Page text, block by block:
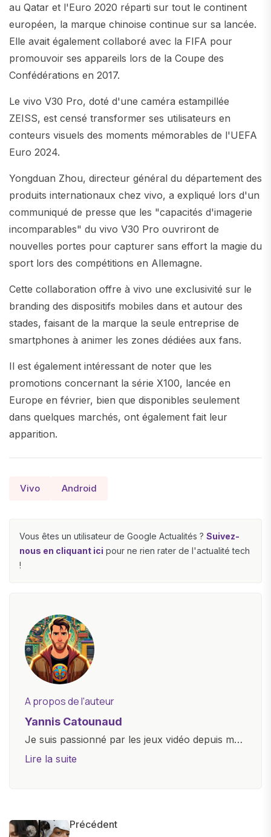
au Qatar et l'Euro 2020 réparti sur tout le continent
européen, la marque chinoise continue sur sa lancée.
Elle avait également collaboré avec la FIFA pour
promouvoir ses appareils lors de la Coupe des
Confédérations en 2017.
Le vivo V30 Pro, doté d'une caméra estampillée
ZEISS, est censé transformer ses utilisateurs en
conteurs visuels des moments mémorables de l'UEFA
Euro 2024.
Yongduan Zhou, directeur général du département des
produits internationaux chez vivo, a expliqué lors d'un
communiqué de presse que les "capacités d'imagerie
incomparables" du vivo V30 Pro ouvriront de
nouvelles portes pour capturer sans effort la magie du
sport lors des compétitions en Allemagne.
Cette collaboration offre à vivo une exclusivité sur le
branding des dispositifs mobiles dans et autour des
stades, faisant de la marque la seule entreprise de
smartphones à animer les zones dédiées aux fans.
Il est également intéressant de noter que les
promotions concernant la série X100, lancée en
Europe en février, bien que disponibles seulement
dans quelques marchés, ont également fait leur
apparition.
Vivo Android
Vous êtes un utilisateur de Google Actualités ? Suivez-
nous en cliquant ici pour ne rien rater de l'actualité tech
!
A propos de l'auteur
Yannis Catounaud
Je suis passionné par les jeux vidéo depuis mon
plus jeune âge. Mon amour pour l'univers
et bien d'autres gadgets technologiques. Armé
Lire la suite
Précédent